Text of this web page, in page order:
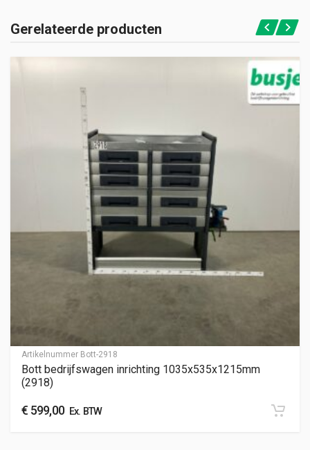
Gerelateerde producten
Artikelnummer Bott-2918
Bott bedrijfswagen inrichting 1035x535x1215mm
(2918)
€ 599,00Ex. BTW